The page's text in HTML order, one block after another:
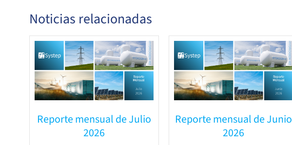
Noticias relacionadas
Reporte mensual de Julio
2026
Reporte mensual de Junio
2026